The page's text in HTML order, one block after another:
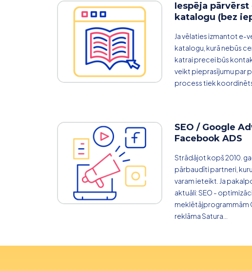
Iespēja
katalogu (bez
Ja vēlaties izmantot e-
katalogu, kurā nebūs
katrai precei būs
veikt pieprasījumu par
process tiek koordinēts
SEO / Google
Facebook ADS
Strādājot kopš 2010.
pārbaudīti partneri,
varam ieteikt. Ja
aktuāli: SEO -
meklētājprogrammām
reklāma Satura...